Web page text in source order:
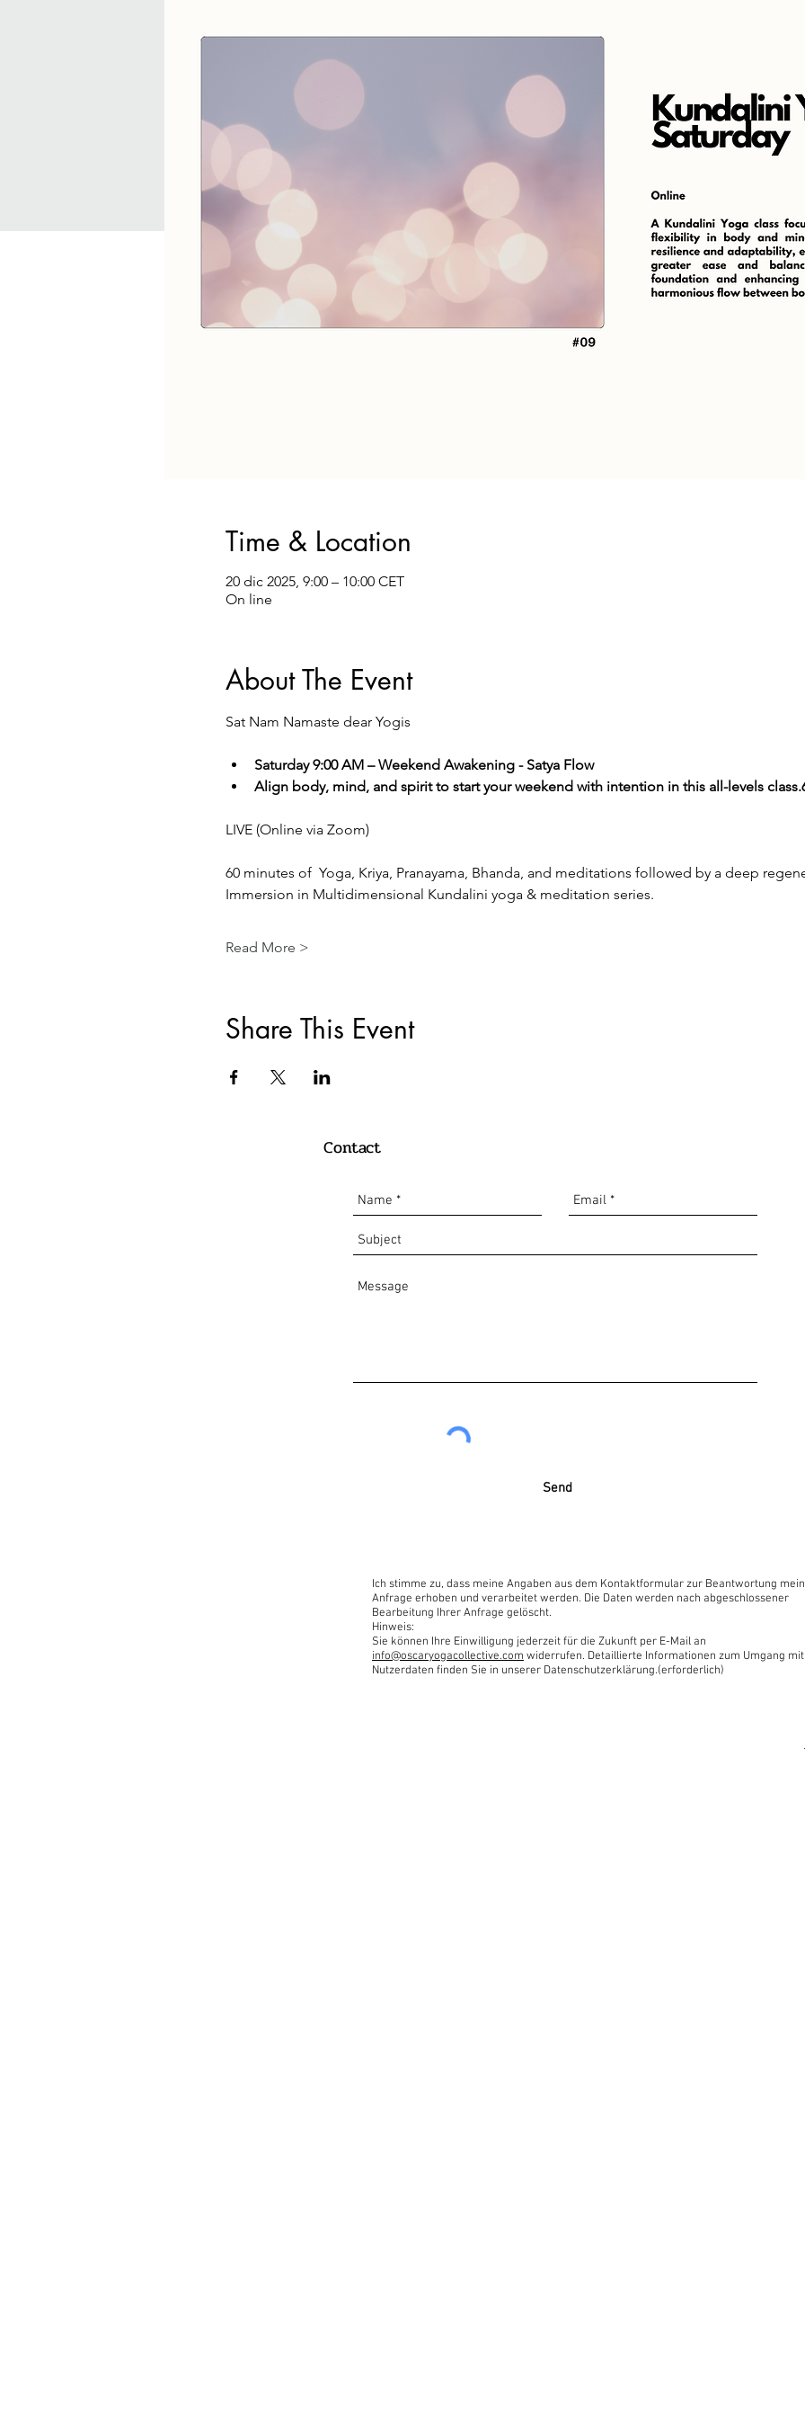
Time & Location
20 dic 2025, 9:00 – 10:00 CET
On line
About The Event
Sat Nam Namaste dear Yogis
Saturday 9:00 AM – Weekend Awakening - Satya Flow
Align body, mind, and spirit to start your weekend with intention in this all-levels
LIVE (Online via Zoom)
60 minutes of  Yoga, Kriya, Pranayama, Bhanda, and meditations followed by a deep
Immersion in Multidimensional Kundalini yoga & meditation series.
Read More >
Share This Event
Contact
Send
Ich stimme zu, dass meine Angaben aus dem Kontaktformular zur Beantwortung
Anfrage erhoben und verarbeitet werden. Die Daten werden nach abgeschlossener
Bearbeitung Ihrer Anfrage gelöscht.
Hinweis:
Sie können Ihre Einwilligung jederzeit für die Zukunft per E-Mail an
info@oscaryogacollective.com widerrufen. Detaillierte Informationen zum Umgang mit
Nutzerdaten finden Sie in unserer Datenschutzerklärung.(erforderlich)